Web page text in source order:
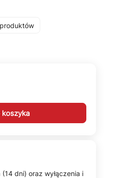
koszyka
dni) oraz wyłączenia i